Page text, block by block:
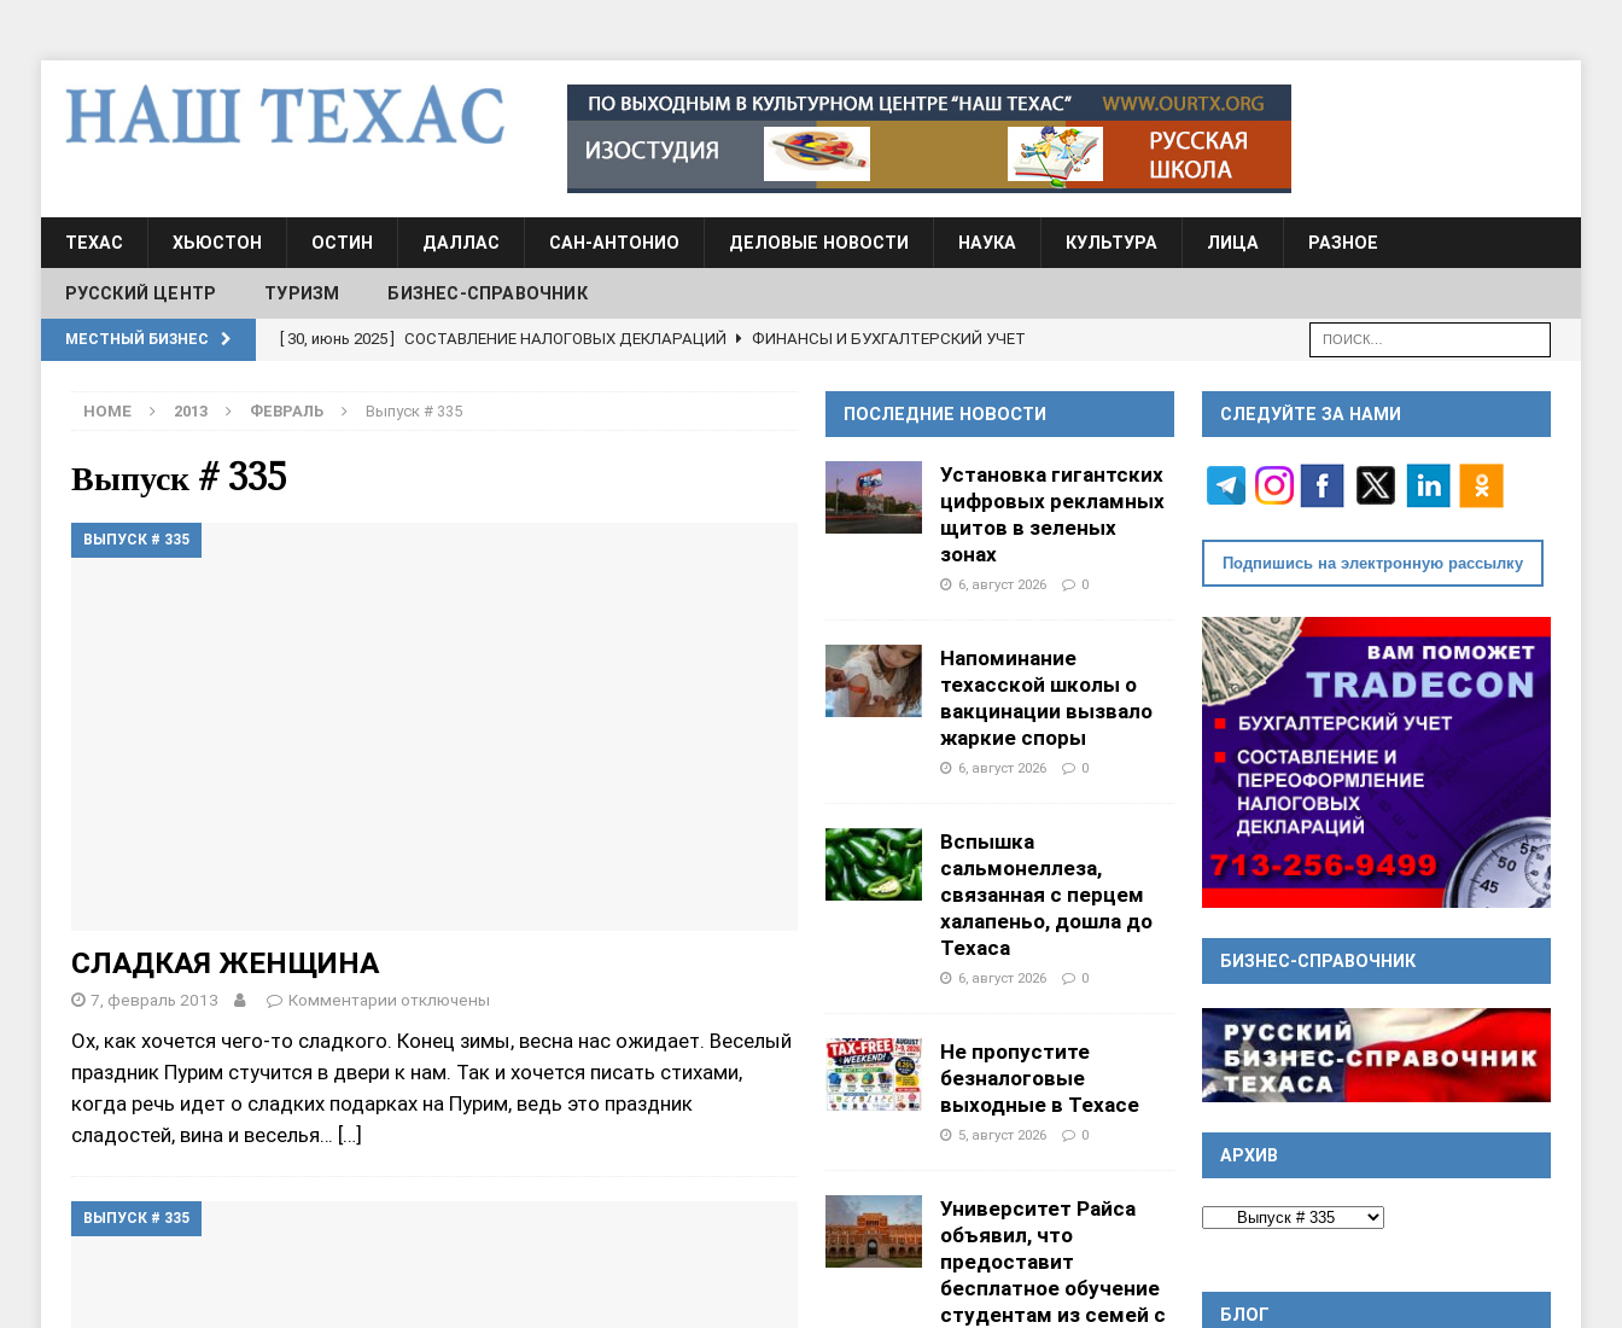
ТЕХАС ХЬЮСТОН ОСТИН ДАЛЛАС САН-АНТОНИО ДЕЛОВЫЕ НОВОСТИ НАУКА КУЛЬТУРА ЛИЦА РАЗНОЕ
РУССКИЙ ЦЕНТР ТУРИЗМ БИЗНЕС-СПРАВОЧНИК
МЕСТНЫЙ БИЗНЕС [ 30, июнь 2025 ] СОСТАВЛЕНИЕ НАЛОГОВЫХ ДЕКЛАРАЦИЙ ФИНАНСЫ И БУХГАЛТЕРСКИЙ УЧЕТ
ШКОЛЫ И ДЕТСКИЕ САДЫ
[ 19, июль 2017 ] Школа русского языка при культурном центре “Наш Техас” ШКОЛЫ И
HOME 2013 ФЕВРАЛЬ Выпуск # 335
Выпуск # 335
ВЫПУСК # 335
СЛАДКАЯ ЖЕНЩИНА
7, февраль 2013 Комментарии отключены
Ох, как хочется чего-то сладкого. Конец зимы, весна нас ожидает. Веселый
праздник Пурим стучится в двери к нам. Так и хочется писать стихами,
когда речь идет о сладких подарках на Пурим, ведь это праздник
сладостей, вина и веселья… […]
ВЫПУСК # 335
ПОСЛЕДНИЕ НОВОСТИ
Установка гигантских
цифровых рекламных
щитов в зеленых
зонах
6, август 2026 0
Напоминание
техасской школы о
вакцинации вызвало
жаркие споры
6, август 2026 0
Вспышка
сальмонеллеза,
связанная с перцем
халапеньо, дошла до
Техаса
6, август 2026 0
Не пропустите
безналоговые
выходные в Техасе
5, август 2026 0
Университет Райса
объявил, что
предоставит
бесплатное обучение
студентам из семей с
СЛЕДУЙТЕ ЗА НАМИ
Подпишись на электронную рассылку
БИЗНЕС-СПРАВОЧНИК
АРХИВ
БЛОГ